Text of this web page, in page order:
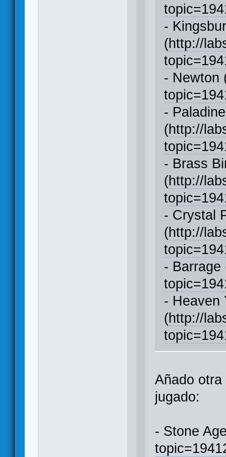
-
(http://
- Newton
-
(http://
- Brass
(http://
- Crystal
(http://
- Barrage
- Heaven
(http://
Añado
jugado:
- Stone